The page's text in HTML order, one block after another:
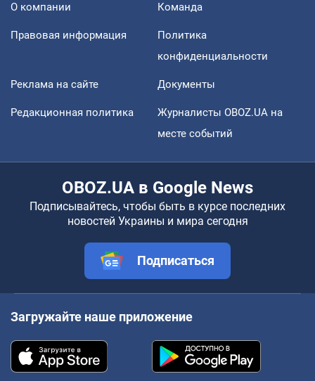
О компании Команда
Правовая информация
Политика
конфиденциальности
Реклама на сайте Документы
Редакционная политика
Журналисты OBOZ.UA на
месте событий
OBOZ.UA в Google News
Подписывайтесь, чтобы быть в курсе последних
новостей Украины и мира сегодня
Подписаться
Загружайте наше приложение